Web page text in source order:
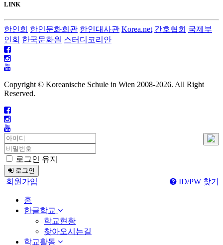
LINK
한인회 한인문화회관 한인대사관 Korea.net 간호협회 국제부
인회 한국문화원 스터디코리안
Copyright © Koreanische Schule in Wien 2008-2026. All Right
Reserved.
로그인 유지
로그인
회원가입 ID/PW 찾기
홈
한글학교
학교현황
찾아오시는길
학교활동